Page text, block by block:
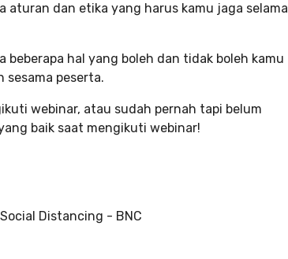
aturan dan etika yang harus kamu jaga selama
hal yang boleh dan tidak boleh kamu
sesama peserta.
webinar, atau sudah pernah tapi belum
baik saat mengikuti webinar!